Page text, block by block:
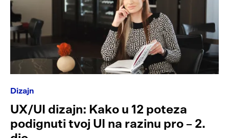
Dizajn
UX/UI dizajn: Kako u 12 poteza
podignuti tvoj UI na razinu pro – 2.